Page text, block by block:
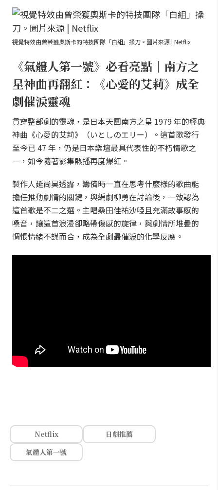
視覺特效由曾榮獲奧斯卡的特技團隊「白組」操刀。圖片來源 | Netflix
《氣體人第一號》必看亮點｜南方之
星神曲再翻紅：《心愛的艾莉》成全
劇催淚靈魂
貫穿整部劇的靈魂，是日本天團南方之星 1979 年的經典
神曲《心愛的艾莉》（いとしのエリー）。這首歌發行
至今已 47 年，仍是日本樂壇最具代表性的不朽情歌之
一，如今隨著影集熱播再度爆紅。
製作人延尚昊透露，籌備時一直在思考什麼樣的歌曲能
擔任推動劇情的關鍵，與編劇柳勇在討論後，一致認為
這首歌是不二之選。主唱桑田佳祐沙啞且充滿故事感的
嗓音，讓這首浪漫卻略帶傷感的旋律，與劇情所堆疊的
惆悵情緒不謀而合，成為全劇最催淚的化學反應。
Netflix
日劇推薦
氣體人第一號